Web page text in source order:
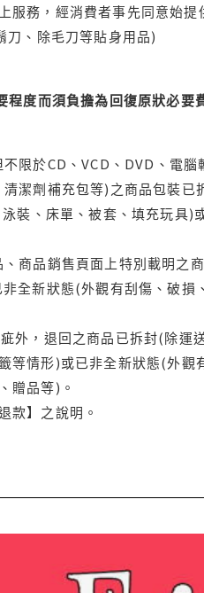
服務，經消費者事先同意始提
刀、除毛刀等貼身用品)
度而須負擔為回復原狀必
限於CD、VCD、DVD、電
潔劑補充包等)之商品包裝已
裝、床單、被套、填充玩具)
商品銷售頁面上特別載明之
全新狀態(外觀有刮傷、破
外，退回之商品已拆封(除運
等情形)或已非全新狀態(外
贈品等)。
款】之說明。